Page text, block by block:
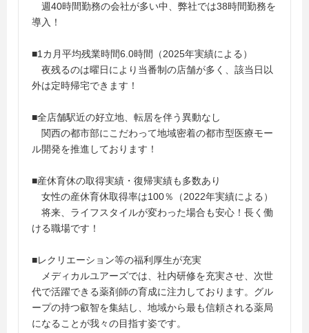
週40時間勤務の会社が多い中、弊社では38時間勤務を
導入！
■1カ月平均残業時間6.0時間（2025年実績による）
夜残るのは曜日により当番制の店舗が多く、該当日以
外は定時帰宅できます！
■全店舗駅近の好立地、転居を伴う異動なし
関西の都市部にこだわって地域密着の都市型医療モー
ル開発を推進しております！
■産休育休の取得実績・復帰実績も多数あり
女性の産休育休取得率は100％（2022年実績による）
将来、ライフスタイルが変わった場合も安心！長く働
ける職場です！
■レクリエーション等の福利厚生が充実
メディカルユアーズでは、社内研修を充実させ、次世
代で活躍できる薬剤師の育成に注力しております。グル
ープの持つ叡智を集結し、地域から最も信頼される薬局
になることが我々の目指す姿です。